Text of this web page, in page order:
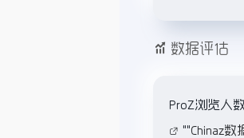
数据评估
ProZ浏览人
""Chinaz数